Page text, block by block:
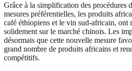
Grâce à la simplification des procédures
mesures préférentielles, les produits
café éthiopiens et le vin sud-africain, ont
solidement sur le marché chinois. Les
désormais que cette nouvelle mesure
grand nombre de produits africains et
compétitifs.